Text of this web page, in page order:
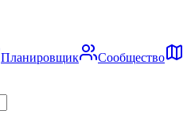
Планировщик
Сообщество